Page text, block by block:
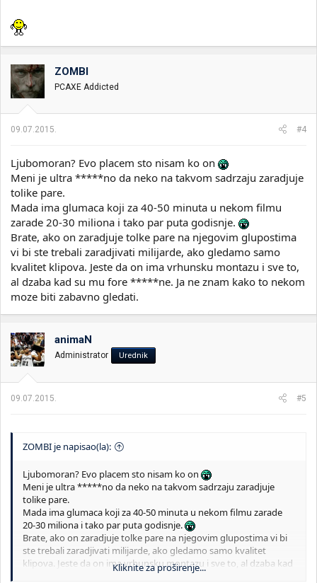
ZOMBI
PCAXE Addicted
09.07.2015. #4
Ljubomoran? Evo placem sto nisam ko on
Meni je ultra *****no da neko na takvom sadrzaju zaradjuje
tolike pare.
Mada ima glumaca koji za 40-50 minuta u nekom filmu
zarade 20-30 miliona i tako par puta godisnje.
Brate, ako on zaradjuje tolke pare na njegovim glupostima
vi bi ste trebali zaradjivati milijarde, ako gledamo samo
kvalitet klipova. Jeste da on ima vrhunsku montazu i sve to,
al dzaba kad su mu fore *****ne. Ja ne znam kako to nekom
moze biti zabavno gledati.
animaN
Administrator Urednik
09.07.2015. #5
ZOMBI je napisao(la):
Ljubomoran? Evo placem sto nisam ko on
Meni je ultra *****no da neko na takvom sadrzaju zaradjuje
tolike pare.
Mada ima glumaca koji za 40-50 minuta u nekom filmu zarade
20-30 miliona i tako par puta godisnje.
Brate, ako on zaradjuje tolke pare na njegovim glupostima vi bi
ste trebali zaradjivati milijarde, ako gledamo samo kvalitet
klipova. Jeste da on ima vrhunsku montazu i sve to, al dzaba kad
su mu fore *****ne. Ja ne znam kako to nekom moze biti
Kliknite za proširenje...